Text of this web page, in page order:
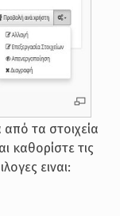
τα στοιχεία
καθορίστε τις
ειναι: